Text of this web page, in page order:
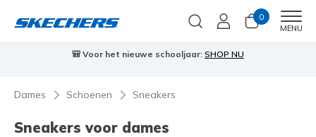
0
MENU
🎒 Voor het nieuwe schooljaar: SHOP NU
Dames Schoenen Sneakers
Sneakers voor dames